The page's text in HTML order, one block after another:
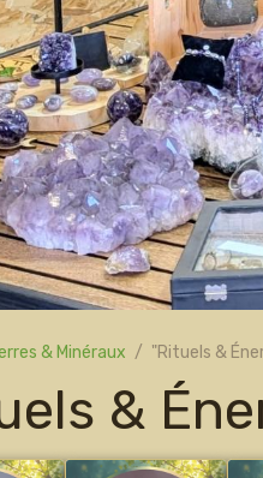
& Minéraux "Rituels &
&